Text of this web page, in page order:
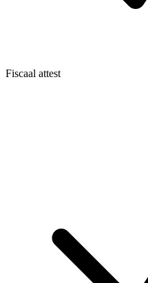
Fiscaal attest